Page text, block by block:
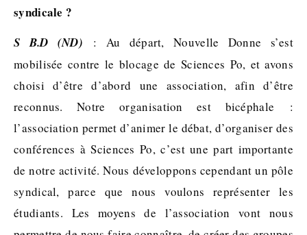
syndicale ?
S B.D (ND) : Au départ, Nouvelle Donne s’est
mobilisée contre le blocage de Sciences Po, et avons
choisi d’être d’abord une association, afin d’être
reconnus. Notre organisation est bicéphale :
l’association permet d’animer le débat, d’organiser des
conférences à Sciences Po, c’est une part importante
de notre activité. Nous développons cependant un pôle
syndical, parce que nous voulons représenter les
étudiants. Les moyens de l’association vont nous